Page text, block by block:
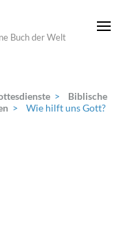
Buch der Welt
>
Biblische
> Wie hilft uns Gott?